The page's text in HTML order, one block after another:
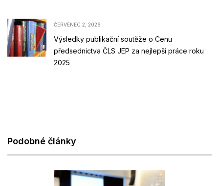
ČERVENEC 2, 2026
Výsledky publikační soutěže o Cenu
předsednictva ČLS JEP za nejlepší práce roku
2025
Podobné články